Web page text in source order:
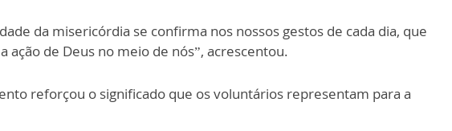
da misericórdia se confirma nos nossos gestos de cada dia, que
ação de Deus no meio de nós”, acrescentou.
reforçou o significado que os voluntários representam para a